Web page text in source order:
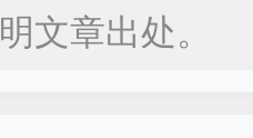
文章出处。